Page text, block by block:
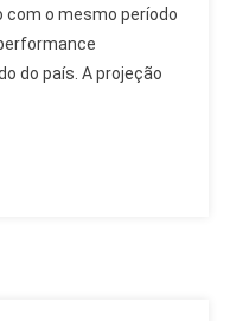
com o mesmo período
do país. A projeção